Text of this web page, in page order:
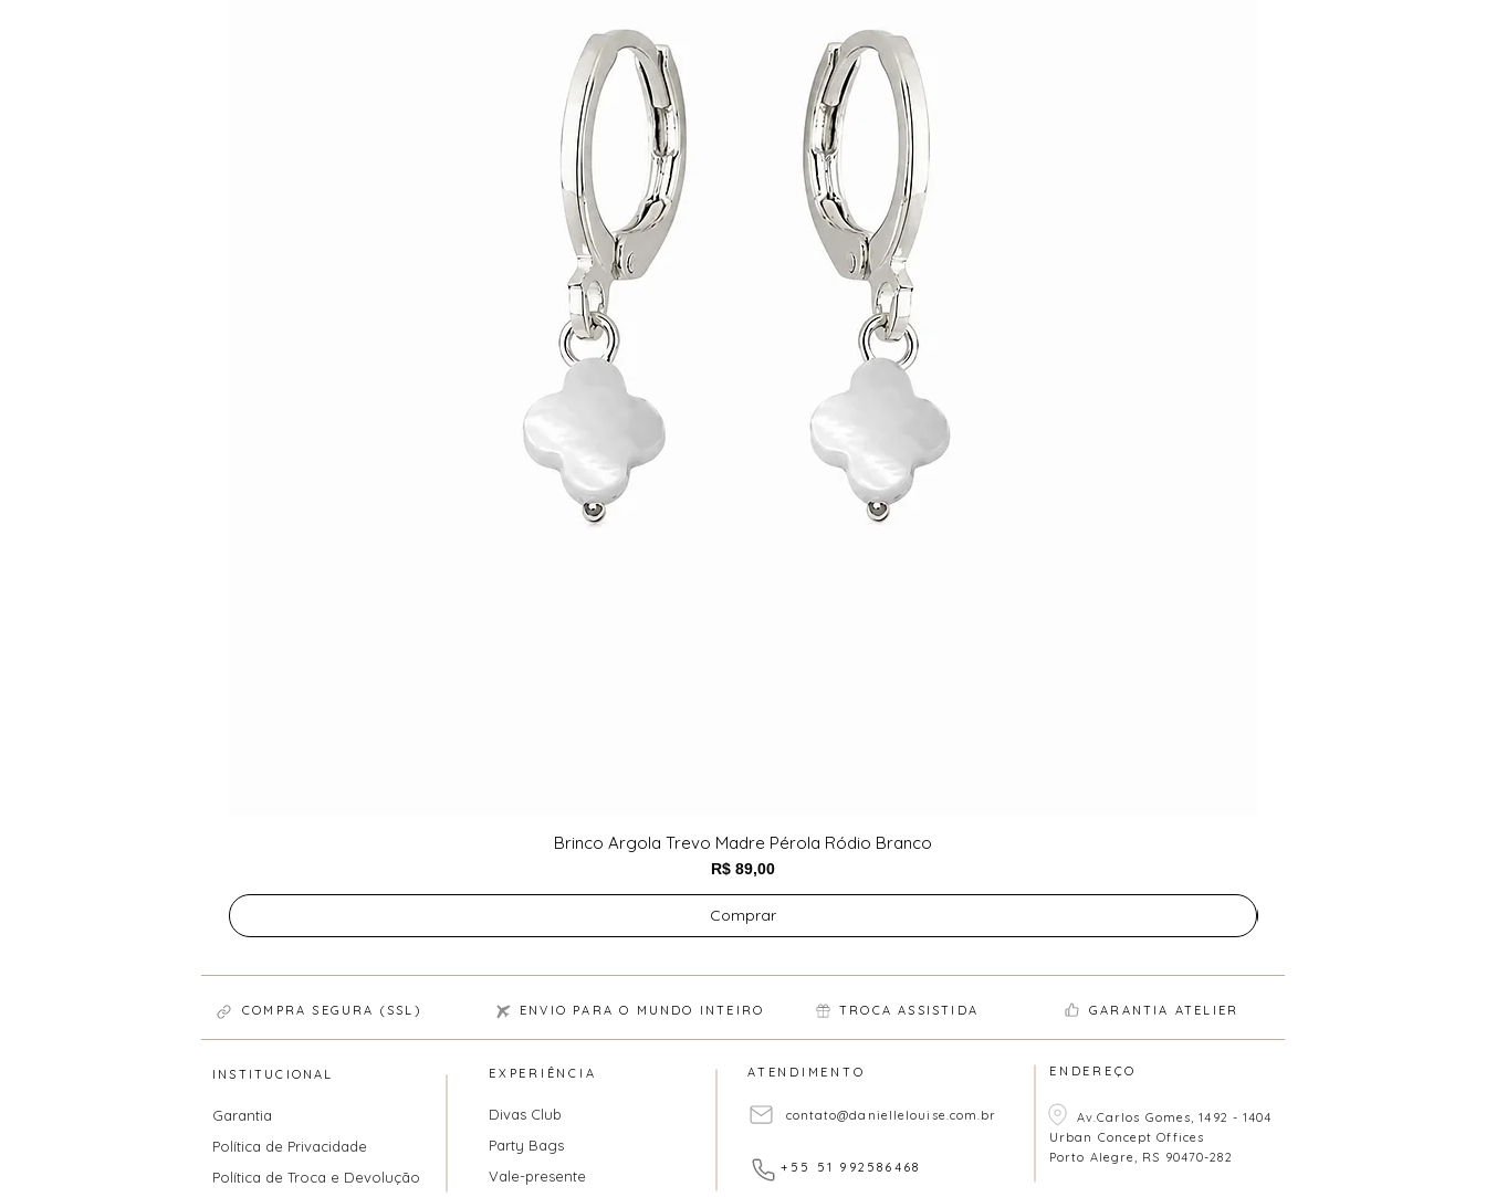
Brinco Argola Trevo Madre Pérola Ródio Branco
Preço
R$ 89,00
Comprar
COMPRA SEGURA (SSL) ENVIO PARA O MUNDO INTEIRO TROCA ASSISTIDA GARANTIA ATELIER
INSTITUCIONAL EXPERIÊNCIA
Garantia
Política de Privacidade
Política de Troca e Devolução
Divas Club
Party Bags
Vale-presente
ATENDIMENTO ENDEREÇO
Av.Carlos Gomes, 1492 - 1404
Urban Concept Offices
Porto Alegre, RS 90470-282
contato@daniellelouise.com.br
+55 51 992586468